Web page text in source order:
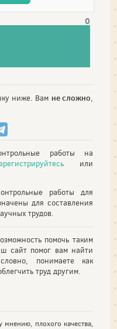
0
ниже. Вам не сложно,
работы на
или
работы для
для составления
трудов.
помочь таким
сайт помог вам найти
понимаете как
труд другим.
мнению, плохого качества,